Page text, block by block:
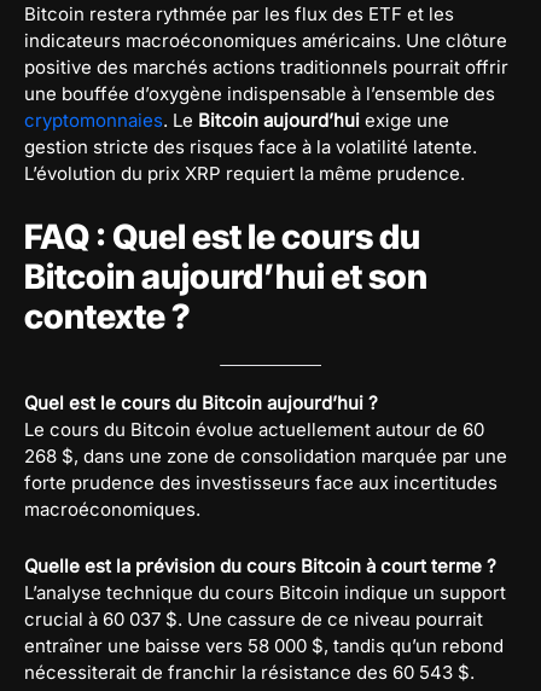
Bitcoin restera rythmée par les flux des ETF et les
indicateurs macroéconomiques américains. Une clôture
positive des marchés actions traditionnels pourrait offrir
une bouffée d’oxygène indispensable à l’ensemble des
cryptomonnaies. Le Bitcoin aujourd’hui exige une
gestion stricte des risques face à la volatilité latente.
L’évolution du prix XRP requiert la même prudence.
FAQ : Quel est le cours du
Bitcoin aujourd’hui et son
contexte ?
Quel est le cours du Bitcoin aujourd’hui ?
Le cours du Bitcoin évolue actuellement autour de 60
268 $, dans une zone de consolidation marquée par une
forte prudence des investisseurs face aux incertitudes
macroéconomiques.
Quelle est la prévision du cours Bitcoin à court terme ?
L’analyse technique du cours Bitcoin indique un support
crucial à 60 037 $. Une cassure de ce niveau pourrait
entraîner une baisse vers 58 000 $, tandis qu’un rebond
nécessiterait de franchir la résistance des 60 543 $.